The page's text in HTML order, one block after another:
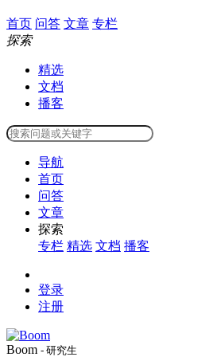
首页 问答 文章 专栏
探索
精选
文档
播客
导航
首页
问答
文章
探索
专栏 精选 文档 播客
登录
注册
Boom - 研究生